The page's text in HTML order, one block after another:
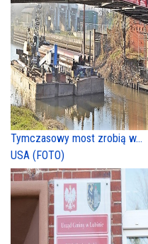
Tymczasowy most zrobią w...
USA (FOTO)